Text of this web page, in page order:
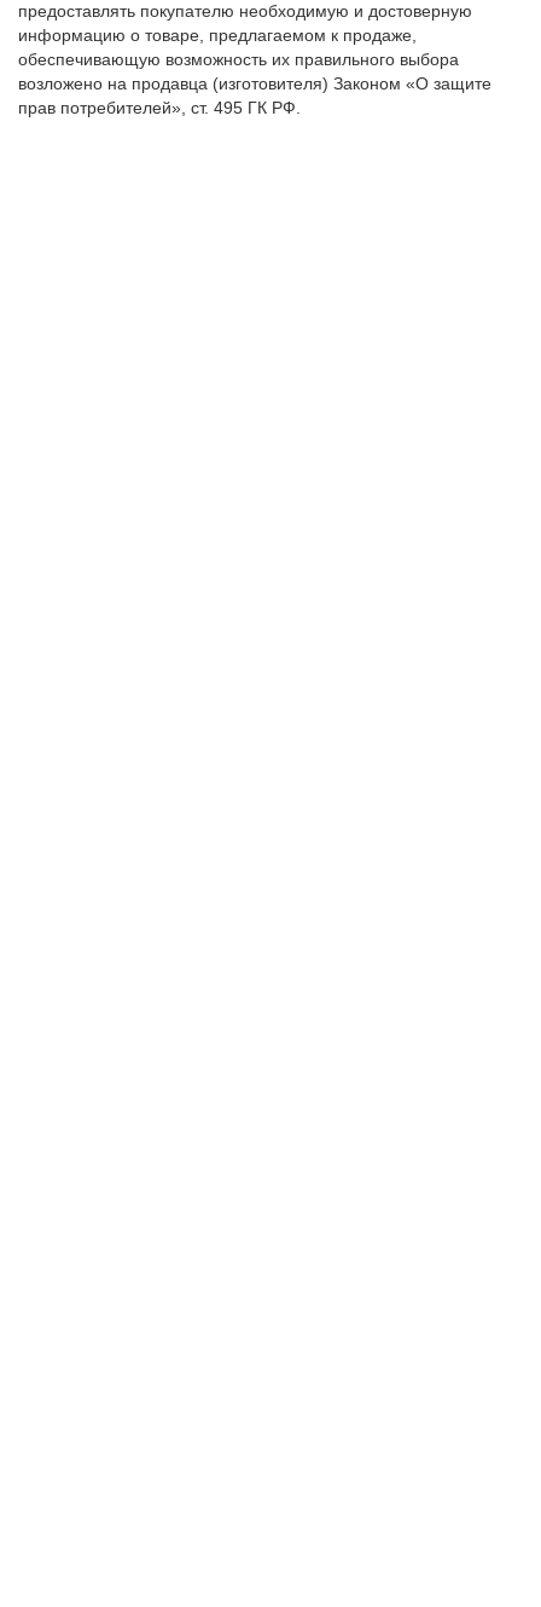
предоставлять покупателю необходимую и достоверную
информацию о товаре, предлагаемом к продаже,
обеспечивающую возможность их правильного выбора
возложено на продавца (изготовителя) Законом «О защите
прав потребителей», ст. 495 ГК РФ.